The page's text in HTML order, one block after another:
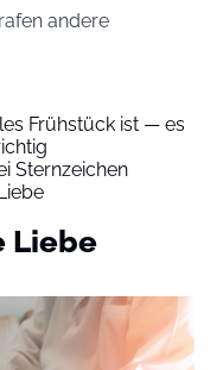
andere
Frühstück ist — es
Sternzeichen
Liebe